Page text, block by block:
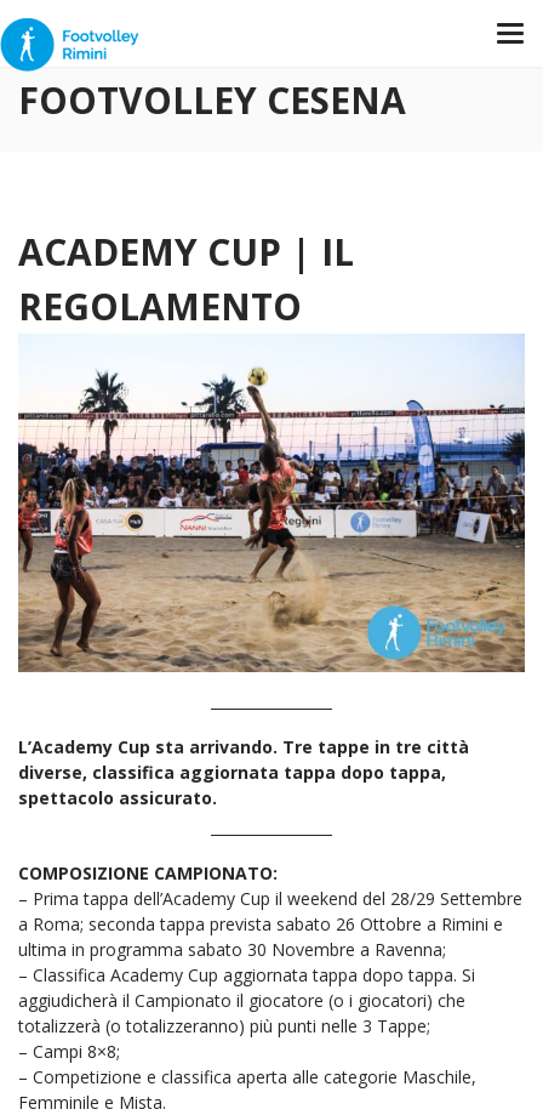
FOOTVOLLEY CESENA
ACADEMY CUP | IL
REGOLAMENTO
L’Academy Cup sta arrivando. Tre tappe in tre città
diverse, classifica aggiornata tappa dopo tappa,
spettacolo assicurato.
COMPOSIZIONE CAMPIONATO:
– Prima tappa dell’Academy Cup il weekend del 28/29 Settembre
a Roma; seconda tappa prevista sabato 26 Ottobre a Rimini e
ultima in programma sabato 30 Novembre a Ravenna;
– Classifica Academy Cup aggiornata tappa dopo tappa. Si
aggiudicherà il Campionato il giocatore (o i giocatori) che
totalizzerà (o totalizzeranno) più punti nelle 3 Tappe;
– Campi 8×8;
– Competizione e classifica aperta alle categorie Maschile,
Femminile e Mista.